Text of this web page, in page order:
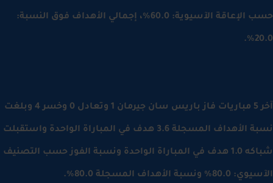
الإعاقة الآسيوية: 60.0%، إجمالي الأهداف فوق النسبة:
آخر 5 مباريات فاز باريس سان جيرمان 1 وتعادل 0 وخسر 4 وبلغت
نسبة الأهداف المسجلة 3.6 هدف في المباراة الواحدة واستقبلت
شباكه 1.0 هدف في المباراة الواحدة ونسبة الفوز حسب التصنيف
ونسبة الأهداف المسجلة 80.0%.